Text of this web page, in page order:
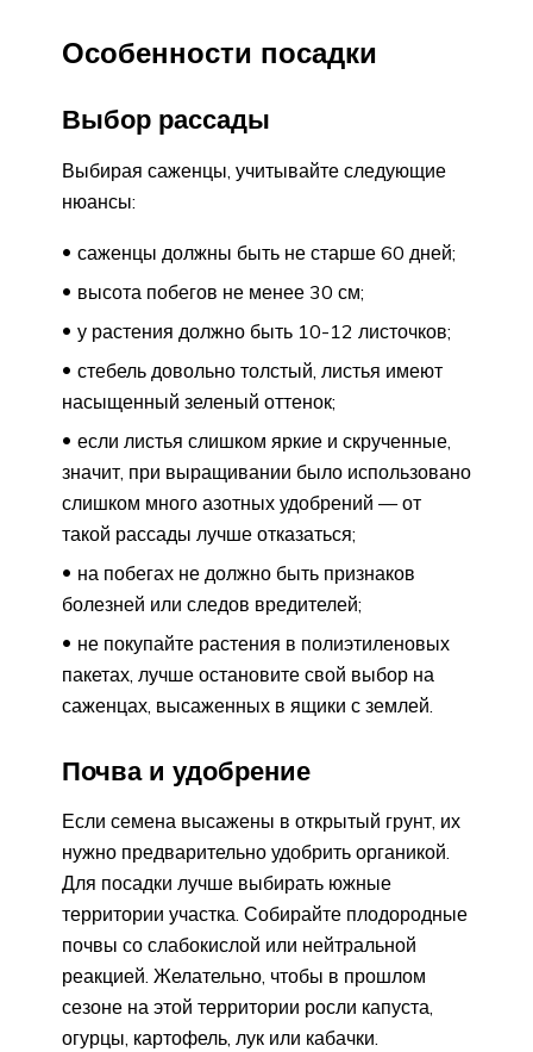
Особенности посадки
Выбор рассады
Выбирая саженцы, учитывайте следующие
нюансы:
саженцы должны быть не старше 60 дней;
высота побегов не менее 30 см;
у растения должно быть 10-12 листочков;
стебель довольно толстый, листья имеют
насыщенный зеленый оттенок;
если листья слишком яркие и скрученные,
значит, при выращивании было использовано
слишком много азотных удобрений — от
такой рассады лучше отказаться;
на побегах не должно быть признаков
болезней или следов вредителей;
не покупайте растения в полиэтиленовых
пакетах, лучше остановите свой выбор на
саженцах, высаженных в ящики с землей.
Почва и удобрение
Если семена высажены в открытый грунт, их
нужно предварительно удобрить органикой.
Для посадки лучше выбирать южные
территории участка. Собирайте плодородные
почвы со слабокислой или нейтральной
реакцией. Желательно, чтобы в прошлом
сезоне на этой территории росли капуста,
огурцы, картофель, лук или кабачки.